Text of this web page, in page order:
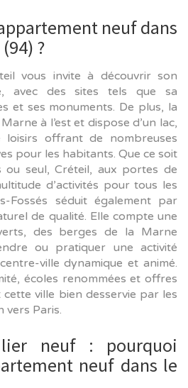
neuf dans
?
vous invite à découvrir son
avec des sites tels que sa
et ses monuments. De plus, la
à l’est et dispose d’un lac,
loisirs offrant de nombreuses
pour les habitants. Que ce soit
ou seul, Créteil, aux portes de
d’activités pour tous les
Fossés séduit également par
de qualité. Elle compte une
des berges de la Marne
ou pratiquer une activité
ville dynamique et animé.
écoles renommées et offres
ville bien desservie par les
vers Paris.
neuf : pourquoi
neuf dans le